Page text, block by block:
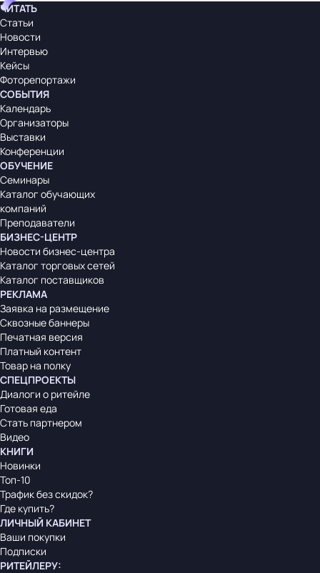
ЧИТАТЬ
Статьи
Новости
Интервью
Кейсы
Фоторепортажи
СОБЫТИЯ
Календарь
Организаторы
Выставки
Конференции
ОБУЧЕНИЕ
Семинары
Каталог обучающих
компаний
Преподаватели
БИЗНЕС-ЦЕНТР
Новости бизнес-центра
Каталог торговых сетей
Каталог поставщиков
РЕКЛАМА
Заявка на размещение
Сквозные баннеры
Печатная версия
Платный контент
Товар на полку
СПЕЦПРОЕКТЫ
Диалоги о ритейле
Готовая еда
Стать партнером
Видео
КНИГИ
Новинки
Топ-10
Трафик без скидок?
Где купить?
ЛИЧНЫЙ КАБИНЕТ
Ваши покупки
Подписки
РИТЕЙЛЕРУ: